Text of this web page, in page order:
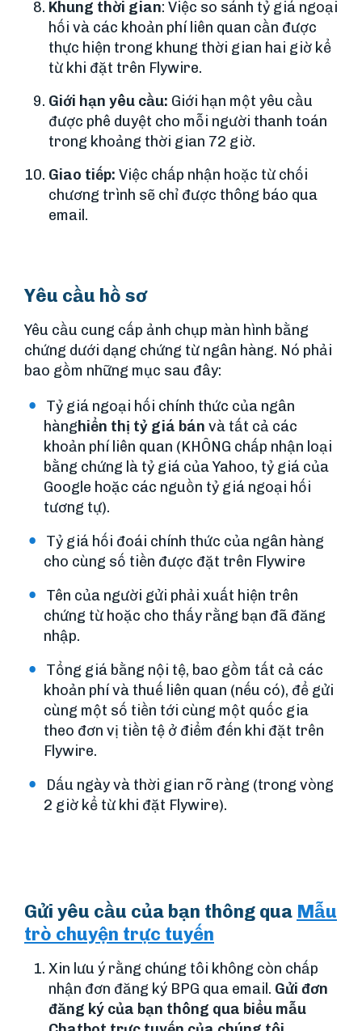
Khung thời gian: Việc so sánh tỷ giá ngoại
hối và các khoản phí liên quan cần được
thực hiện trong khung thời gian hai giờ kể
từ khi đặt trên Flywire.
Giới hạn yêu cầu: Giới hạn một yêu cầu
được phê duyệt cho mỗi người thanh toán
trong khoảng thời gian 72 giờ.
Giao tiếp: Việc chấp nhận hoặc từ chối
chương trình sẽ chỉ được thông báo qua
email.
Yêu cầu hồ sơ
Yêu cầu cung cấp ảnh chụp màn hình bằng
chứng dưới dạng chứng từ ngân hàng. Nó phải
bao gồm những mục sau đây:
Tỷ giá ngoại hối chính thức của ngân
hànghiển thị tỷ giá bán và tất cả các
khoản phí liên quan (KHÔNG chấp nhận loại
bằng chứng là tỷ giá của Yahoo, tỷ giá của
Google hoặc các nguồn tỷ giá ngoại hối
tương tự).
Tỷ giá hối đoái chính thức của ngân hàng
cho cùng số tiền được đặt trên Flywire
Tên của người gửi phải xuất hiện trên
chứng từ hoặc cho thấy rằng bạn đã đăng
nhập.
Tổng giá bằng nội tệ, bao gồm tất cả các
khoản phí và thuế liên quan (nếu có), để gửi
cùng một số tiền tới cùng một quốc gia
theo đơn vị tiền tệ ở điểm đến khi đặt trên
Flywire.
Dấu ngày và thời gian rõ ràng (trong vòng
2 giờ kể từ khi đặt Flywire).
Gửi yêu cầu của bạn thông qua Mẫu
trò chuyện trực tuyến
Xin lưu ý rằng chúng tôi không còn chấp
nhận đơn đăng ký BPG qua email. Gửi đơn
đăng ký của bạn thông qua biểu mẫu